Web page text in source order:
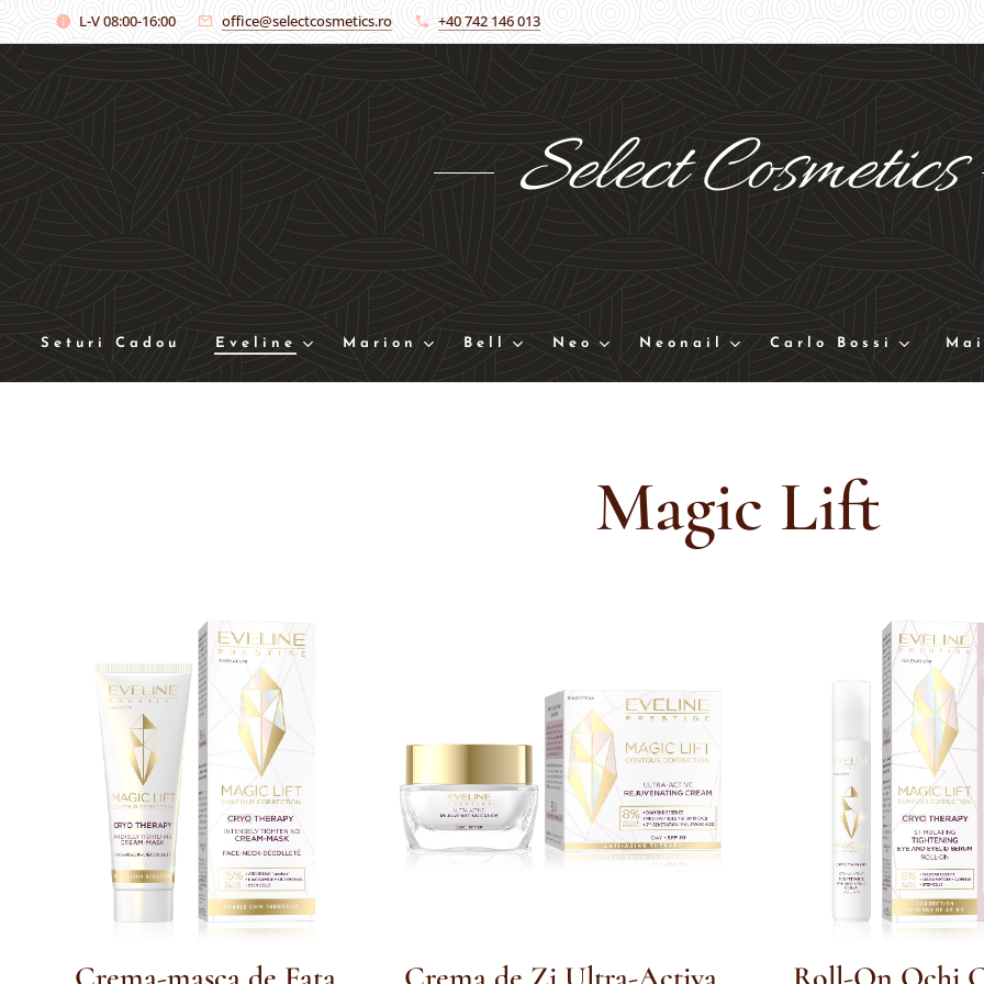
L-V 08:00-16:00 office@selectcosmetics.ro +40 742 146 013
Select Cosmetics
Seturi Cadou Eveline Marion Bell Neo Neonail Carlo Bossi
Magic Lift